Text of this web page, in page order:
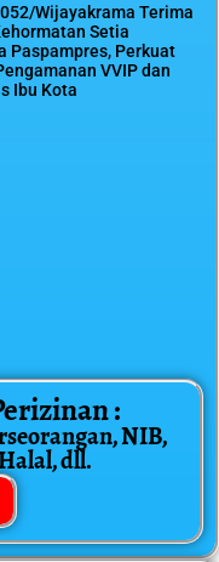
Wijayakrama Terima
Setia
Paspampres, Perkuat
VVIP dan
Ibu Kota
:
NIB,
dll.